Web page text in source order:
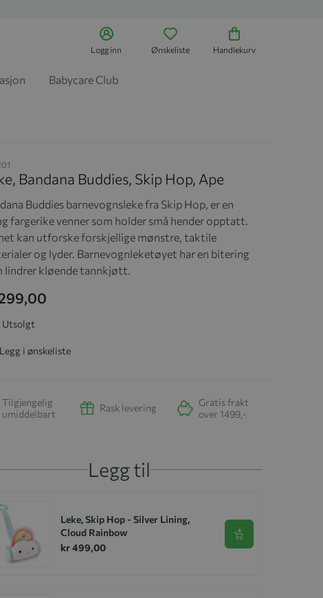
Logg inn Ønskeliste Handlekurv
Babycare Club
Bandana Buddies, Skip Hop, Ape
Buddies barnevognsleke fra Skip Hop, er en
fargerike venner som holder små hender opptatt.
kan utforske forskjellige mønstre, taktile
og lyder. Barnevognleketøyet har en bitering
lindrer kløende tannkjøtt.
Utsolgt
Legg i ønskeliste
Tilgjengelig
umiddelbart
Rask levering
Gratis frakt
over 1499,-
Legg til
Leke, Skip Hop - Silver Lining,
Cloud Rainbow
kr 499,00
Se produkt